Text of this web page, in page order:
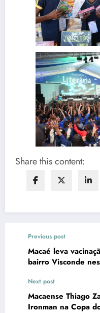
Share this content:
Previous post
Macaé leva
bairro Visconde
Next post
Macaense Thiago
Ironman na Copa